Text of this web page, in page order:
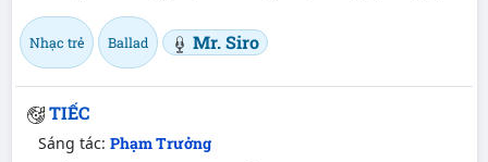
Nhạc trẻ Ballad Mr. Siro
TIẾC
Sáng tác: Phạm Trưởng